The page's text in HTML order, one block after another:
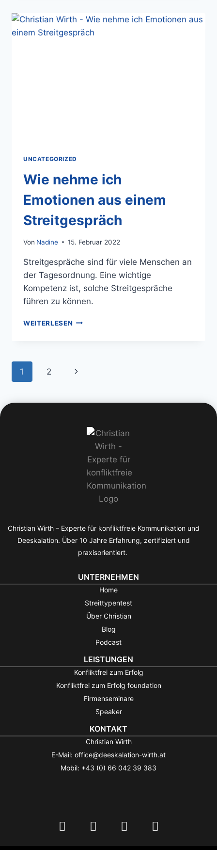
UNCATEGORIZED
Wie nehme ich
Emotionen aus einem
Streitgespräch
Von Nadine 15. Februar 2022
Streitgespräche sind für viele Menschen an
der Tagesordnung. Eine wichtige
Kompetenz ist, solche Streitgespräche
führen zu können.
WEITERLESEN
1 2
Christian Wirth – Experte für konfliktfreie Kommunikation und
Deeskalation. Über 10 Jahre Erfahrung, zertifiziert und
praxisorientiert.
UNTERNEHMEN
Home
Streittypentest
Über Christian
Blog
Podcast
LEISTUNGEN
Konfliktfrei zum Erfolg
Konfliktfrei zum Erfolg foundation
Firmenseminare
Speaker
KONTAKT
Christian Wirth
E-Mail: office@deeskalation-wirth.at
Mobil: +43 (0) 66 042 39 383